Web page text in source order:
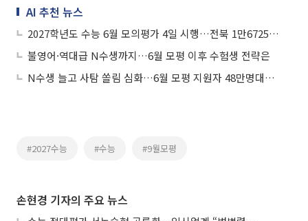
AI 추천 뉴스
2027학년도 수능 6월 모의평가 4일 시행…전북 1만6725명 응시
불영어·역대급 N수생까지…6월 모평 이후 수험생 전략은
N수생 늘고 사탐 쏠림 심화…6월 모평 지원자 48만명대로 감소
#2027수능 #수능 #9월모평
손현경 기자의 주요 뉴스